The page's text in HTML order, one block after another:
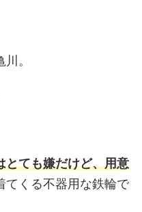
。
とても嫌だけど、用意
てくる不器用な鉄輪で